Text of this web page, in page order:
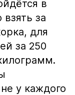
в
за
для
за 250
у каждого